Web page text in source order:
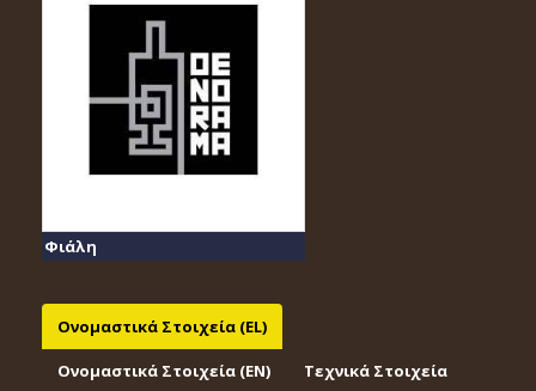
Φιάλη
Ονομαστικά Στοιχεία (EL)
Ονομαστικά Στοιχεία (EΝ) Τεχνικά Στοιχεία